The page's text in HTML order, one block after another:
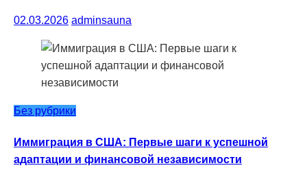
02.03.2026 adminsauna
Без рубрики
Иммиграция в США: Первые шаги к успешной
адаптации и финансовой независимости